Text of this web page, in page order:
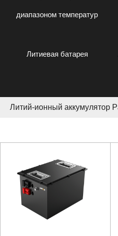
диапазоном температур
Литиевая батарея